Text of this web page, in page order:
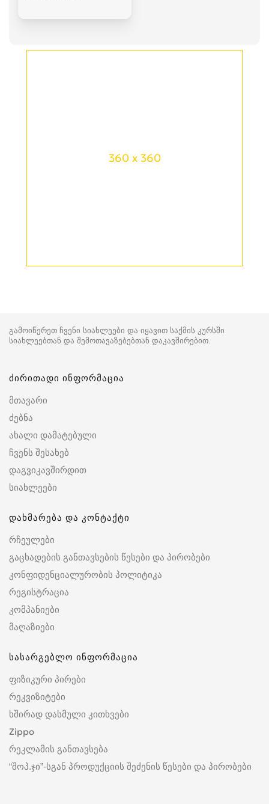
360 x 360
გამოიწერეთ ჩვენი სიახლეები და იყავით საქმის კურსში
სიახლეებთან და შემოთავაზებებთან დაკავშირებით.
ძირითადი ინფორმაცია
მთავარი
ძებნა
ახალი დამატებული
ჩვენს შესახებ
დაგვიკავშირდით
სიახლეები
დახმარება და კონტაქტი
რჩეულები
გაცხადების განთავსების წესები და პირობები
კონფიდენციალურობის პოლიტიკა
რეგისტრაცია
კომპანიები
მაღაზიები
სასარგებლო ინფორმაცია
ფიზიკური პირები
რეკვიზიტები
ხშირად დასმული კითხვები
Zippo
რეკლამის განთავსება
“შოპ.ჯი”-სგან პროდუქციის შეძენის წესები და პირობები